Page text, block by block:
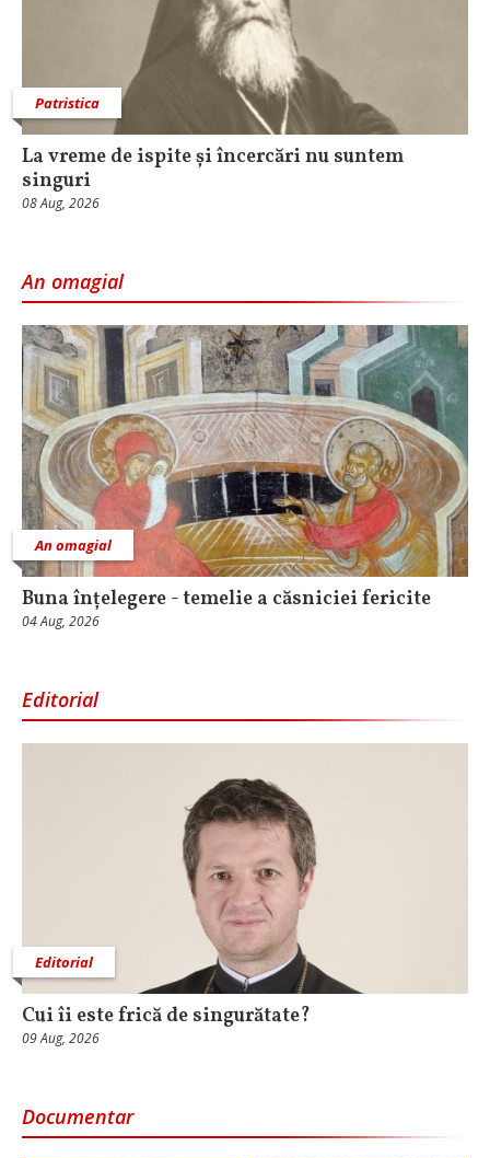
Patristica
La vreme de ispite și încercări nu suntem
singuri
08 Aug, 2026
An omagial
An omagial
Buna înțelegere - temelie a căsniciei fericite
04 Aug, 2026
Editorial
Editorial
Cui îi este frică de singurătate?
09 Aug, 2026
Documentar